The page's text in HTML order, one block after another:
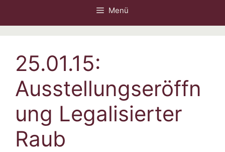
Menü
25.01.15:
Ausstellungseröffn
ung Legalisierter
Raub